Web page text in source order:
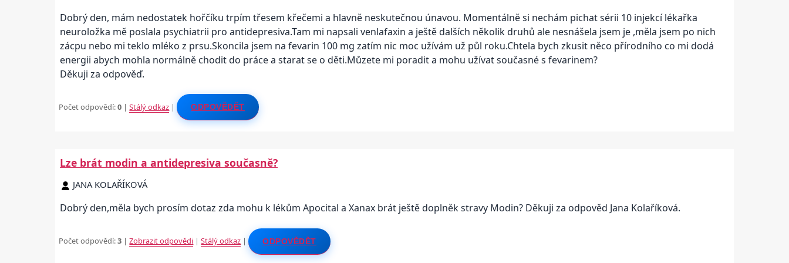
Dobrý den, mám nedostatek hořčíku trpím třesem křečemi a hlavně neskutečnou únavou. Momentálně si nechám pichat sérii 10 injekcí lékařka
neuroložka mě poslala psychiatrii pro antidepresiva.Tam mi napsali venlafaxin a ještě dalších několik druhů ale nesnášela jsem je ,měla jsem po nich
zácpu nebo mi teklo mléko z prsu.Skoncila jsem na fevarin 100 mg zatím nic moc užívám už půl roku.Chtela bych zkusit něco přírodního co mi dodá
energii abych mohla normálně chodit do práce a starat se o děti.Můzete mi poradit a mohu užívat současné s fevarinem?
Děkuji za odpověď.
Počet odpovědí:0 |Stálý odkaz | ODPOVĚDĚT
Lze brát modin a antidepresiva současně?
JANA KOLAŘÍKOVÁ
Dobrý den,měla bych prosím dotaz zda mohu k lékům Apocital a Xanax brát ještě doplněk stravy Modin? Děkuji za odpověd Jana Kolaříková.
Počet odpovědí:3 |Zobrazit odpovědi |Stálý odkaz | ODPOVĚDĚT